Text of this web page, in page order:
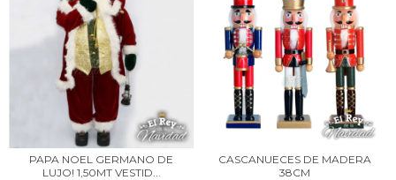
PAPA NOEL GERMANO DE
LUJO! 1,50MT VESTID...
CASCANUECES DE MADERA
38CM